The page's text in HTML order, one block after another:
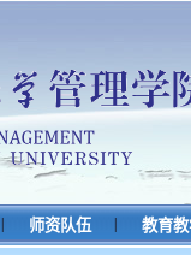
师资队伍 教育